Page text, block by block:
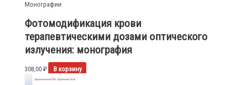
Монографии
Фотомодификация крови
терапевтическими дозами оптического
излучения: монография
308,00 ₽ В корзину